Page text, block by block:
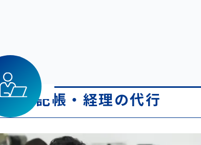
記帳・経理の代行